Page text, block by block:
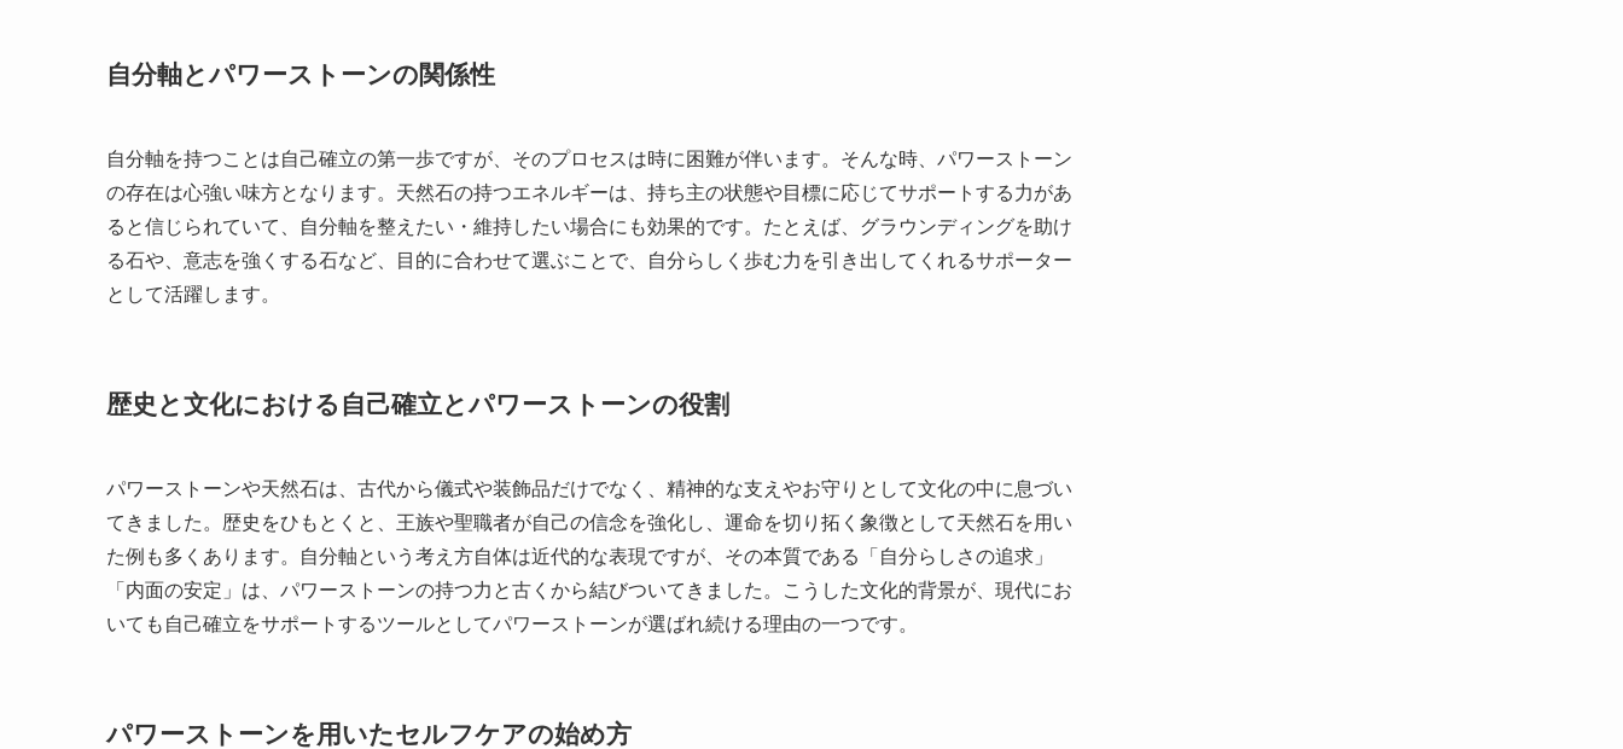
自分軸とパワーストーンの関係性
自分軸を持つことは自己確立の第一歩ですが、そのプロセスは時に困難が伴います。そんな時、パワーストーン
の存在は心強い味方となります。天然石の持つエネルギーは、持ち主の状態や目標に応じてサポートする力があ
ると信じられていて、自分軸を整えたい・維持したい場合にも効果的です。たとえば、グラウンディングを助け
る石や、意志を強くする石など、目的に合わせて選ぶことで、自分らしく歩む力を引き出してくれるサポーター
として活躍します。
歴史と文化における自己確立とパワーストーンの役割
パワーストーンや天然石は、古代から儀式や装飾品だけでなく、精神的な支えやお守りとして文化の中に息づい
てきました。歴史をひもとくと、王族や聖職者が自己の信念を強化し、運命を切り拓く象徴として天然石を用い
た例も多くあります。自分軸という考え方自体は近代的な表現ですが、その本質である「自分らしさの追求」
「内面の安定」は、パワーストーンの持つ力と古くから結びついてきました。こうした文化的背景が、現代にお
いても自己確立をサポートするツールとしてパワーストーンが選ばれ続ける理由の一つです。
パワーストーンを用いたセルフケアの始め方